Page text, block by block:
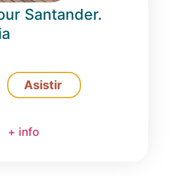
Santander.
Asistir
+ info